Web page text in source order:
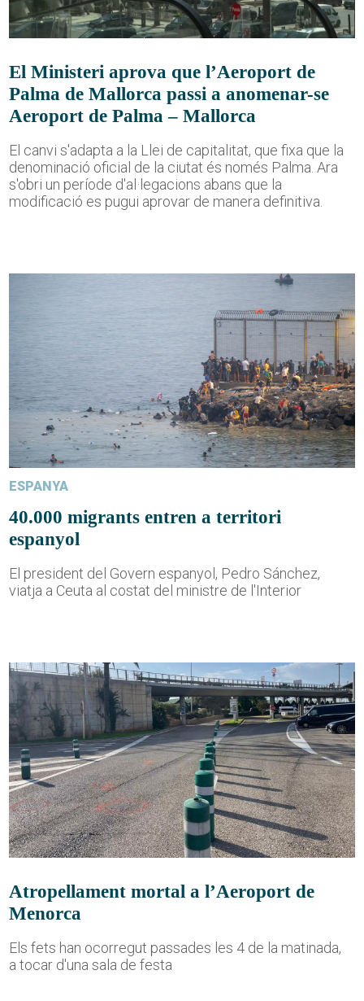
El Ministeri aprova que l’Aeroport de
Palma de Mallorca passi a anomenar-se
Aeroport de Palma – Mallorca
El canvi s'adapta a la Llei de capitalitat, que fixa que la
denominació oficial de la ciutat és només Palma. Ara
s'obri un període d'al·legacions abans que la
modificació es pugui aprovar de manera definitiva.
ESPANYA
40.000 migrants entren a territori
espanyol
El president del Govern espanyol, Pedro Sánchez,
viatja a Ceuta al costat del ministre de l'Interior
Atropellament mortal a l’Aeroport de
Menorca
Els fets han ocorregut passades les 4 de la matinada,
a tocar d'una sala de festa